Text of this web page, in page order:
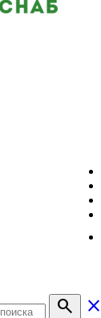
search
close